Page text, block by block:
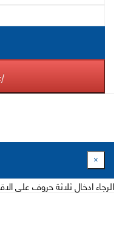
×
الرجاء ادخال ثلاثة حروف على